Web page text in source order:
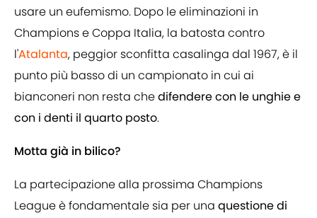
usare un eufemismo. Dopo le eliminazioni in
Champions e Coppa Italia, la batosta contro
l'Atalanta, peggior sconfitta casalinga dal 1967, è il
punto più basso di un campionato in cui ai
bianconeri non resta chedifendere con le unghie e
con i denti il quarto posto.
Motta già in bilico?
La partecipazione alla prossima Champions
League è fondamentale sia per una questione di